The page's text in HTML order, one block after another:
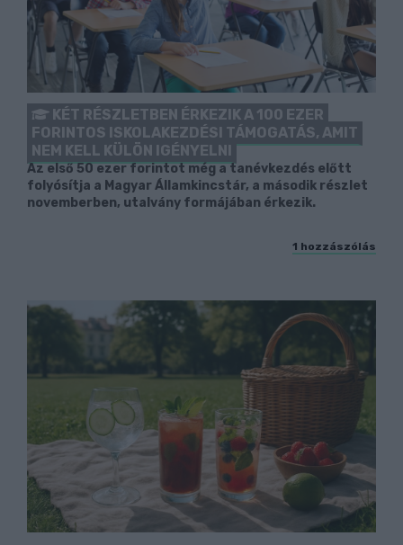
KÉT RÉSZLETBEN ÉRKEZIK A 100 EZER
FORINTOS ISKOLAKEZDÉSI TÁMOGATÁS, AMIT
NEM KELL KÜLÖN IGÉNYELNI
Az első 50 ezer forintot még a tanévkezdés előtt
folyósítja a Magyar Államkincstár, a második részlet
novemberben, utalvány formájában érkezik.
1 hozzászólás